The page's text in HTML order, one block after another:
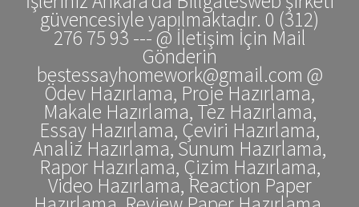
güvencesiyle yapılmaktadır. 0 (312)
276 75 93 --- @ İletişim İçin Mail
Gönderin
bestessayhomework@gmail.com @
Ödev Hazırlama, Proje Hazırlama,
Makale Hazırlama, Tez Hazırlama,
Essay Hazırlama, Çeviri Hazırlama,
Analiz Hazırlama, Sunum Hazırlama,
Rapor Hazırlama, Çizim Hazırlama,
Video Hazırlama, Reaction Paper